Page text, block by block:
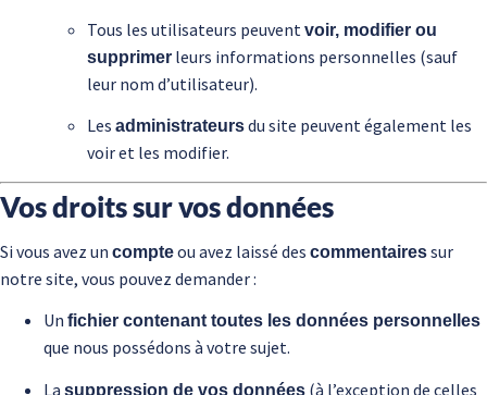
Tous les utilisateurs peuvent voir, modifier ou
supprimer leurs informations personnelles (sauf
leur nom d’utilisateur).
Les administrateursdu site peuvent également les
voir et les modifier.
Vos droits sur vos données
Si vous avez un compteou avez laissé des commentairessur
notre site, vous pouvez demander :
Un fichier contenant toutes les données personnelles
que nous possédons à votre sujet.
La suppression de vos données (à l’exception de celles